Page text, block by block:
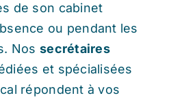
de son cabinet
ou pendant les
Nos secrétaires
et spécialisées
répondent à vos